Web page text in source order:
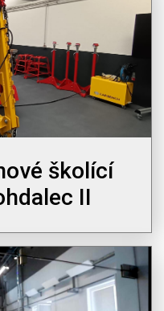
školící
II